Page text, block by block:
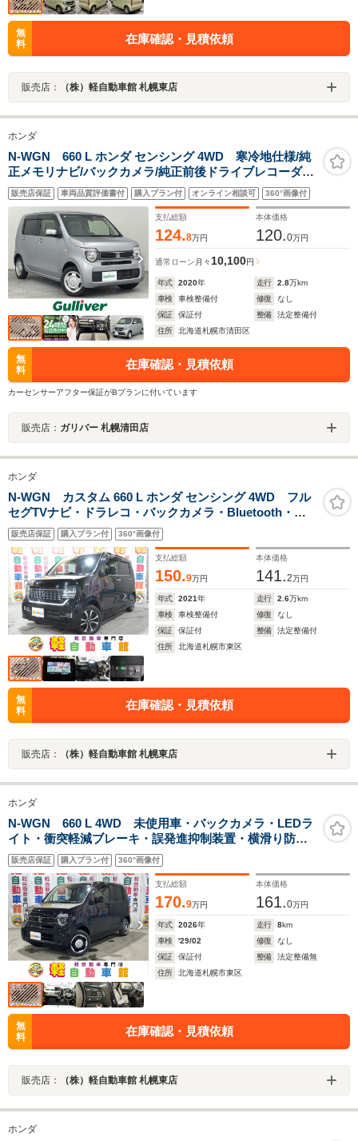
無
料
在庫確認・見積依頼
販売店： （株）軽自動車館 札幌東店
ホンダ
N-WGN 660 L ホンダ センシング 4WD 寒冷地仕様/純
正メモリナビ/バックカメラ/純正前後ドライブレコーダー/
ビルトインETC/アダプティブクルーズコントロール/レー
ンキープアシスト/先行車発進通知/標識認識機能/アイドリ
ングストップ
販売店保証 車両品質評価書付 購入プラン付 オンライン相談可 360°画像付
支払総額
124.8万円
本体価格
120.0万円
通常ローン 月々 10,100円
年式 2020年 走行 2.8万km
車検
車検整備付 修復
なし
保証
保証付 整備
法定整備付
住所
北海道札幌市清田区
無
料
在庫確認・見積依頼
カーセンサーアフター保証がBプランに付いています
販売店： ガリバー 札幌清田店
ホンダ
N-WGN カスタム 660 L ホンダ センシング 4WD フル
セグTVナビ・ドラレコ・バックカメラ・Bluetooth・
ETC・シートヒーター・ミラーヒーター・LEDライト・
純正アルミホイール・衝突軽減ブレーキ・誤発進抑制装
置・横滑り防止装置・サイドエアバック
販売店保証 購入プラン付 360°画像付
支払総額
150.9万円
本体価格
141.2万円
年式 2021年 走行 2.6万km
車検
車検整備付 修復
なし
保証
保証付 整備
法定整備付
住所
北海道札幌市東区
無
料
在庫確認・見積依頼
販売店： （株）軽自動車館 札幌東店
ホンダ
N-WGN 660 L 4WD 未使用車・バックカメラ・LEDラ
イト・衝突軽減ブレーキ・誤発進抑制装置・横滑り防止
装置・シートヒーター・ミラーヒーター・アイドリング
ストップ・ABS・禁煙車・サイドエアバック・カーテン
エアバック
販売店保証 購入プラン付 360°画像付
支払総額
170.9万円
本体価格
161.0万円
年式 2026年 走行 8km
車検
'29/02 修復
なし
保証
保証付 整備
法定整備無
住所
北海道札幌市東区
無
料
在庫確認・見積依頼
販売店： （株）軽自動車館 札幌東店
ホンダ